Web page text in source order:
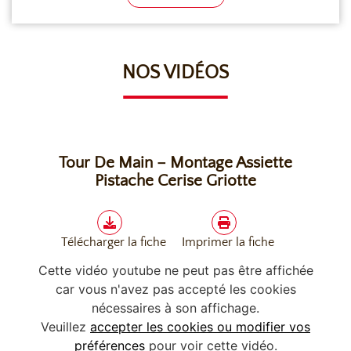
NOS VIDÉOS
Tour De Main – Montage Assiette
Pistache Cerise Griotte
Télécharger la fiche Imprimer la fiche
Cette vidéo youtube ne peut pas être affichée
car vous n'avez pas accepté les cookies
nécessaires à son affichage.
Veuillez accepter les cookies ou modifier vos
préférencespour voir cette vidéo.